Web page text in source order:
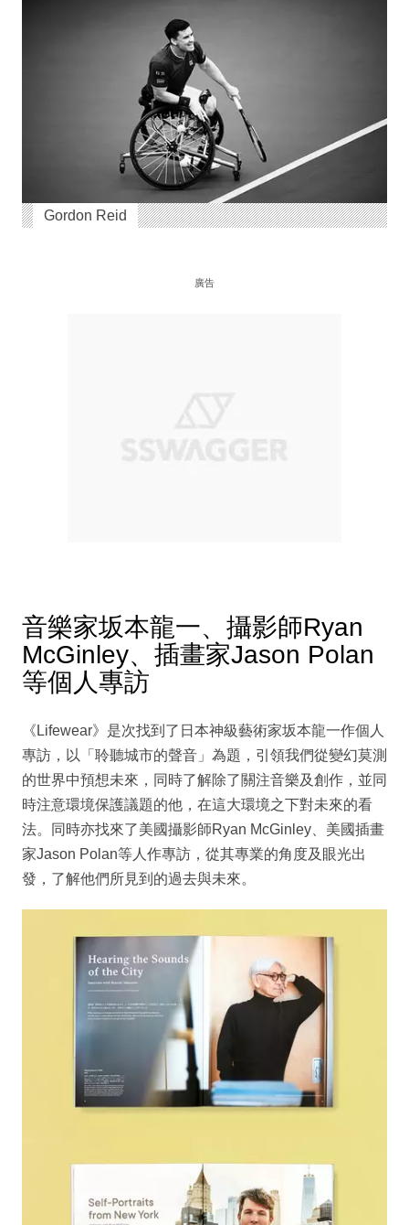
Gordon Reid
廣告
音樂家坂本龍一、攝影師Ryan
McGinley、插畫家Jason Polan
等個人專訪
《Lifewear》是次找到了日本神級藝術家坂本龍一作個人
專訪，以「聆聽城市的聲音」為題，引領我們從變幻莫測
的世界中預想未來，同時了解除了關注音樂及創作，並同
時注意環境保護議題的他，在這大環境之下對未來的看
法。同時亦找來了美國攝影師Ryan McGinley、美國插畫
家Jason Polan等人作專訪，從其專業的角度及眼光出
發，了解他們所見到的過去與未來。